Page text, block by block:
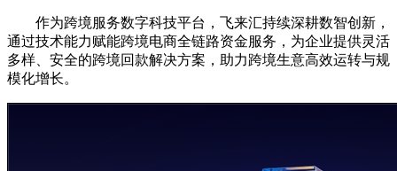
作为跨境服务数字科技平台，飞来汇持续深耕数智创新，
通过技术能力赋能跨境电商全链路资金服务，为企业提供灵活
多样、安全的跨境回款解决方案，助力跨境生意高效运转与规
模化增长。